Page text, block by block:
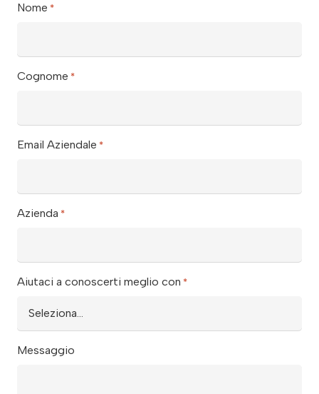
Nome *
Cognome *
Email Aziendale *
Azienda *
Aiutaci a conoscerti meglio con *
Messaggio